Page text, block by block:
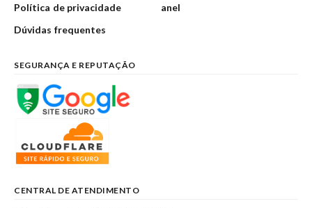
Política de privacidade
Dúvidas frequentes
anel
SEGURANÇA E REPUTAÇÃO
CENTRAL DE ATENDIMENTO